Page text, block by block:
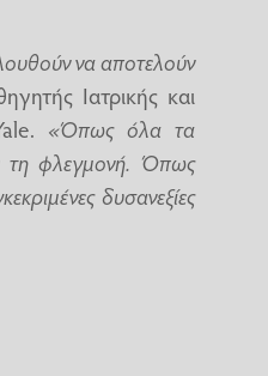
να αποτελούν
Ιατρικής και
«Όπως όλα τα
τη φλεγμονή. Όπως
δυσανεξίες